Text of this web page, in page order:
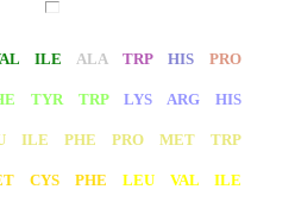
ILE ALA TRP HIS
PRO
TYR TRP
LYS ARG HIS
ILE PHE PRO MET TRP
CYS PHE
LEU VAL ILE